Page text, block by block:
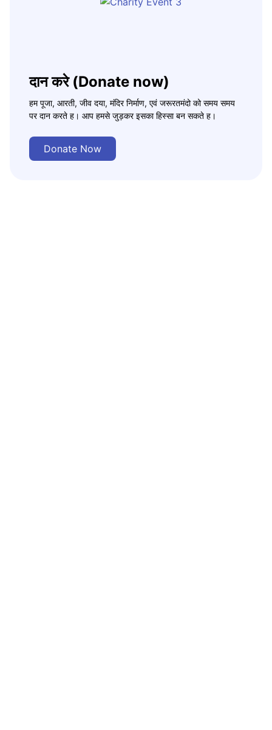
दान करे (Donate now)
हम पूजा, आरती, जीव दया, मंदिर निर्माण, एवं जरूरतमंदो को समय समय
पर दान करते ह। आप हमसे जुड़कर इसका हिस्सा बन सकते ह।
Donate Now